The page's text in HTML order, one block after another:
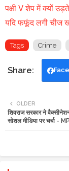
पक्षी V शेप में क्यों
यदि फफूंद लगी चीज
Tags Crime
OLDER
शिवराज सरकार ने
सोशल मीडिया पर चर्चा -